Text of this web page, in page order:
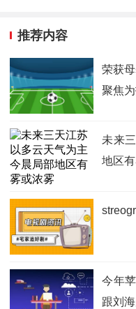
推荐内容
荣获
聚焦
未来
地区
今年
跟刘